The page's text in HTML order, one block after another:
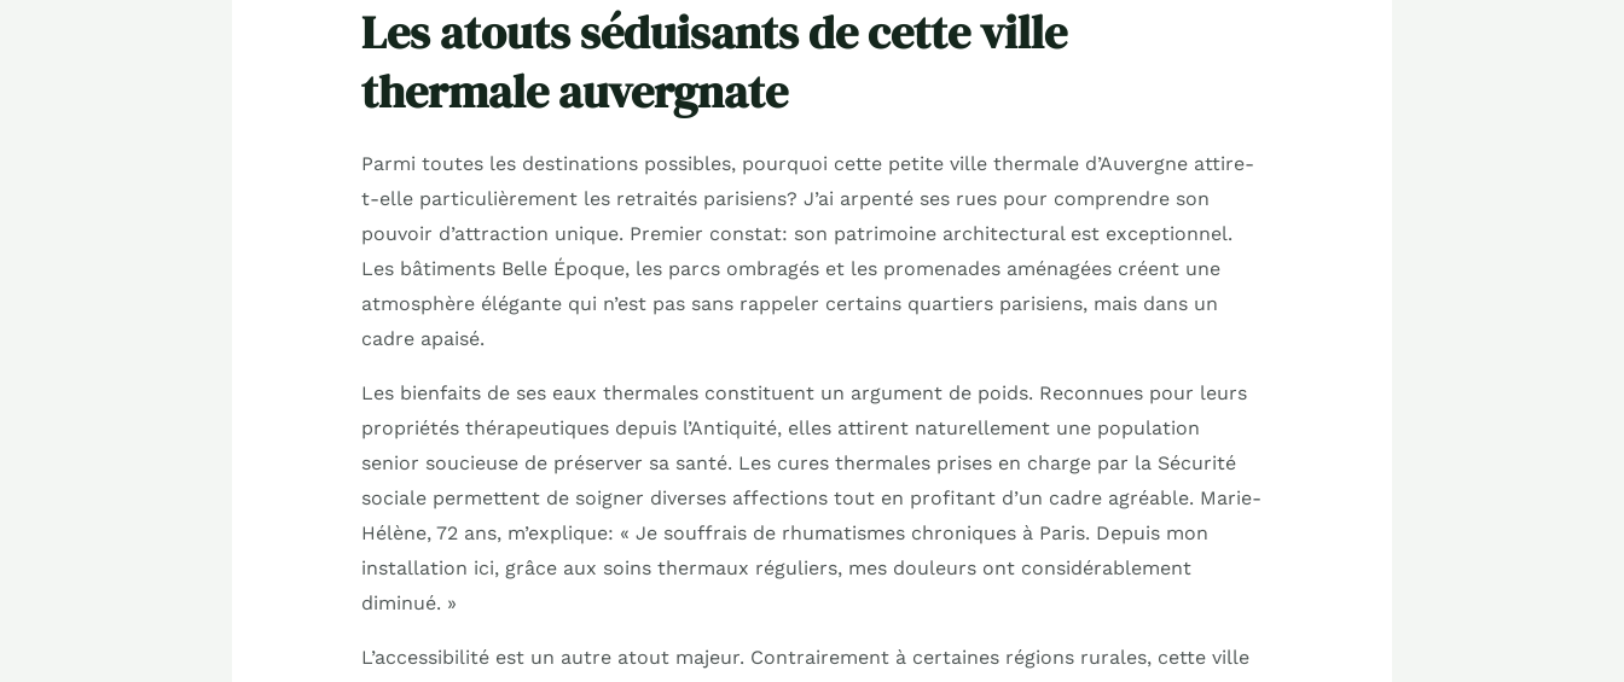
Les atouts séduisants de cette ville
thermale auvergnate
Parmi toutes les destinations possibles, pourquoi cette petite ville thermale d’Auvergne attire-
t-elle particulièrement les retraités parisiens? J’ai arpenté ses rues pour comprendre son
pouvoir d’attraction unique. Premier constat: son patrimoine architectural est exceptionnel.
Les bâtiments Belle Époque, les parcs ombragés et les promenades aménagées créent une
atmosphère élégante qui n’est pas sans rappeler certains quartiers parisiens, mais dans un
cadre apaisé.
Les bienfaits de ses eaux thermales constituent un argument de poids. Reconnues pour leurs
propriétés thérapeutiques depuis l’Antiquité, elles attirent naturellement une population
senior soucieuse de préserver sa santé. Les cures thermales prises en charge par la Sécurité
sociale permettent de soigner diverses affections tout en profitant d’un cadre agréable. Marie-
Hélène, 72 ans, m’explique: « Je souffrais de rhumatismes chroniques à Paris. Depuis mon
installation ici, grâce aux soins thermaux réguliers, mes douleurs ont considérablement
diminué. »
L’accessibilité est un autre atout majeur. Contrairement à certaines régions rurales, cette ville